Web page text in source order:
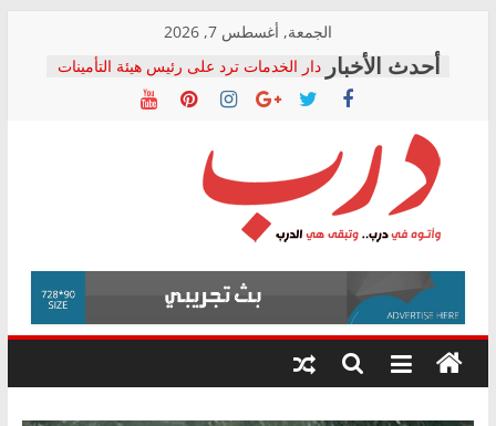
content
الجمعة, أغسطس 7, 2026
دار الخدمات ترد على رئيس هيئة التأمينات
بعد مؤتمره الصحفي: إنكار الأزمة لا ينهي
معاناة أصحاب المعاشات.. ونطالب بكشف
فرحات سليمان يكتب: القطاع الصحي إلى
أين؟
حزب التحالف الشعبي يطلق لجنة “الحق
في الصحة” بالإسكندرية لرصد الانتهاكات
ودعم المرضى
الوزاري لمدينة الصحفيين.. وانتهاء أعمال
إنشاء المبنى الإداري
المجلس القومي لحقوق الإنسان يعلن
متابعة قضية الدكتور محمد زهران.. ويؤكد:
قرينة البراءة وضمانات المحاكمة العادلة
درب
وأتوه
درب..
وتبقى
هي